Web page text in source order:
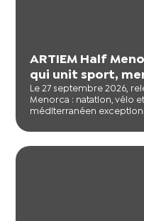
ARTIEM Half
qui unit sport,
Le 27 septembre 2026,
Menorca : natation, vélo
méditerranéen